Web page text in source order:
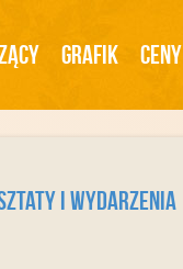
Grafik Ceny
i Wydarzenia